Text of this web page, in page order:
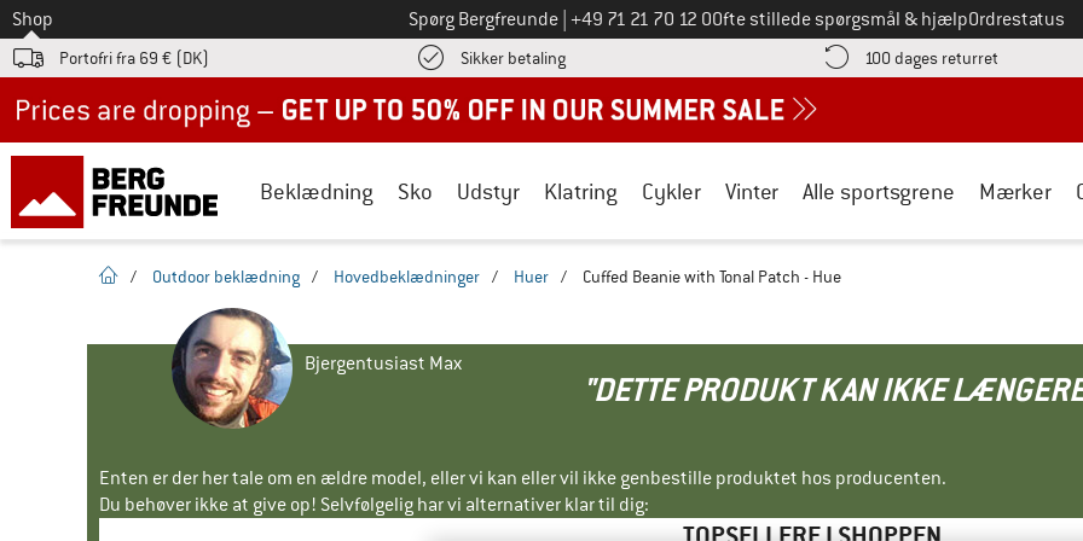
Til
Shop Spørg Bergfreunde Ring til os på
+49 71 21 70 12 0Ofte stillede spørgsmål & hjælpOrdrestatus
Portofri fra 69 € (DK) Sikker betalingFind betalingsoplysningerne her! Åbnes i en infoboks
100 dages returret Gå til
Beklædning Sko Udstyr Klatring Cykler Vinter Alle sportsgrene Mærker
Hjemmeside
/ Outdoor beklædning / Hovedbeklædninger / Huer / Cuffed Beanie with Tonal Patch - Hue
Bjergentusiast Max
"DETTE PRODUKT KAN IKKE
Enten er der her tale om en ældre model, eller vi kan eller vil ikke genbestille produktet hos producenten.
Du behøver ikke at give op! Selvfølgelig har vi alternativer klar til dig: